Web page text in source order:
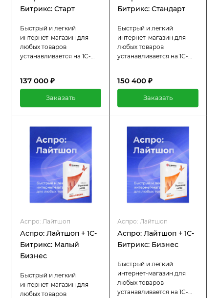
Битрикс: Старт
Быстрый и легкий
интернет-магазин для
любых товаров
устанавливается на 1С-
маркетплейсами,
137 000 ₽
Заказать
Битрикс: Стандарт
Быстрый и легкий
интернет-магазин для
любых товаров
устанавливается на 1С-
маркетплейсами,
150 400 ₽
Заказать
Аспро: Лайтшоп
Аспро: Лайтшоп + 1С-
Битрикс: Малый
Бизнес
Быстрый и легкий
интернет-магазин для
любых товаров
Аспро: Лайтшоп
Аспро: Лайтшоп + 1С-
Битрикс: Бизнес
Быстрый и легкий
интернет-магазин для
любых товаров
устанавливается на 1С-